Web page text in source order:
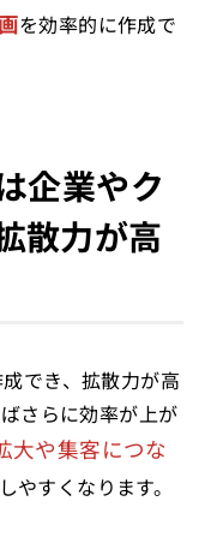
を効率的に作成で
企業やク
散力が高
でき、拡散力が高
さらに効率が上が
大や集客につな
しやすくなります。